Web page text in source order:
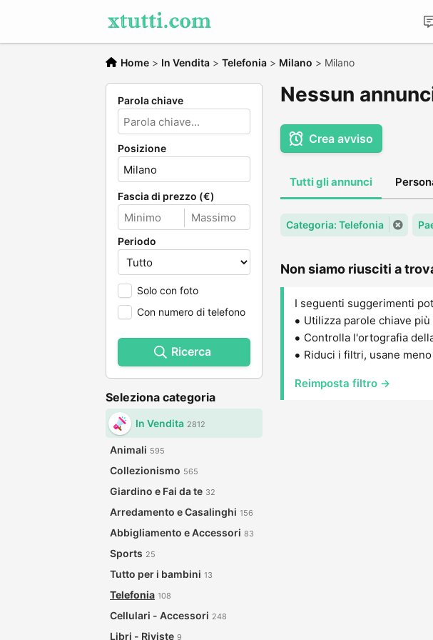
Home > In Vendita > Telefonia > Milano > Milano
Parola chiave
Posizione
Fascia di prezzo (€)
Periodo
Solo con foto
Con numero di telefono
Ricerca
Seleziona categoria
In Vendita 2812
Animali 595
Collezionismo 565
Giardino e Fai da te 32
Arredamento e Casalinghi 156
Abbigliamento e Accessori 83
Sports 25
Tutto per i bambini 13
Telefonia 108
Cellulari - Accessori 248
Libri - Riviste 9
Nessun
Crea avviso
Tutti gli annunci
Categoria: Telefonia
Non siamo riusciti a
I seguenti suggerimenti
Utilizza parole chiave
Controlla l'ortografia
Riduci i filtri, usane meno
Reimposta filtro →